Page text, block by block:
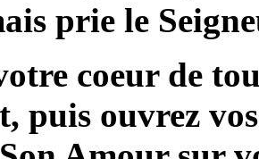
prie le
coeur de
puis ouvrez